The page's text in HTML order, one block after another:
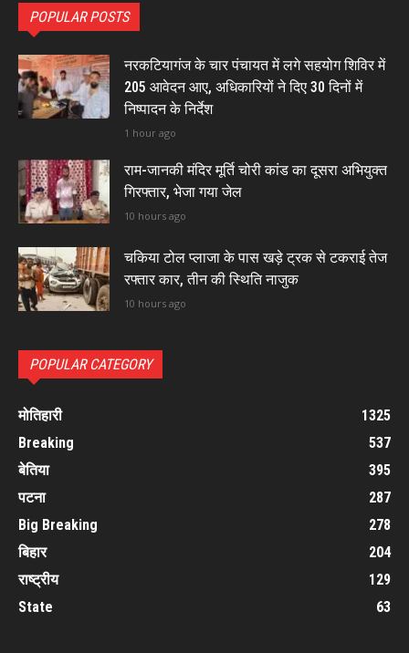
POPULAR POSTS
नरकटियागंज के चार पंचायत में लगे सहयोग शिविर में
205 आवेदन आए, अधिकारियों ने दिए 30 दिनों में
निष्पादन के निर्देश
1 hour ago
राम-जानकी मंदिर मूर्ति चोरी कांड का दूसरा अभियुक्त
गिरफ्तार, भेजा गया जेल
10 hours ago
चकिया टोल प्लाजा के पास खड़े ट्रक से टकराई तेज
रफ्तार कार, तीन की स्थिति नाजुक
10 hours ago
POPULAR CATEGORY
मोतिहारी
1325
Breaking
537
बेतिया
395
पटना
287
Big Breaking
278
बिहार
204
राष्ट्रीय
129
State
63